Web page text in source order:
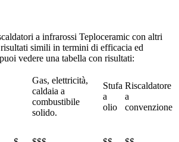
a infrarossi Teploceramic con altri
simili in termini di efficacia ed
vedere una tabella con risultati:
Gas, elettricità,
caldaia a
combustibile
solido.
Stufa
a
olio
Riscaldatore
a
convenzione